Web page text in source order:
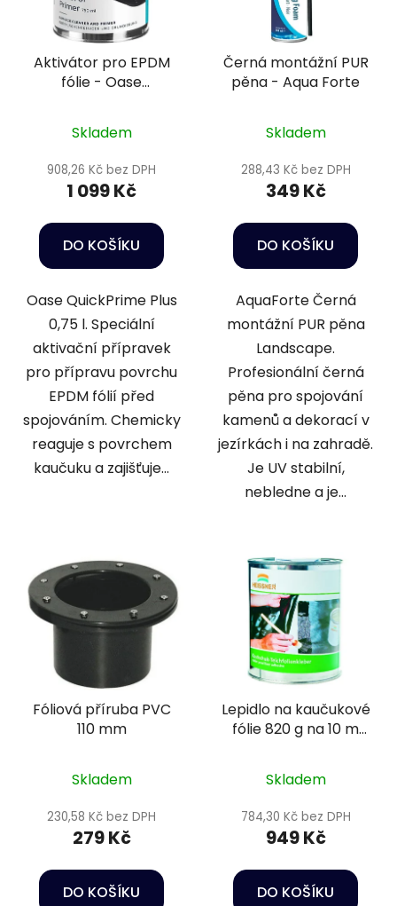
Aktivátor pro EPDM
fólie - Oase
Skladem
908,26 Kč bez DPH
1 099 Kč
DO KOŠÍKU
Oase QuickPrime Plus
0,75 l. Speciální
aktivační přípravek
pro přípravu povrchu
EPDM fólií před
spojováním. Chemicky
reaguje s povrchem
kaučuku a zajišťuje...
Černá montážní PUR
pěna - Aqua Forte
Skladem
288,43 Kč bez DPH
349 Kč
DO KOŠÍKU
AquaForte Černá
montážní PUR pěna
Landscape.
Profesionální černá
pěna pro spojování
kamenů a dekorací v
jezírkách i na zahradě.
Je UV stabilní,
nebledne a je...
Fóliová příruba PVC
110 mm
Skladem
230,58 Kč bez DPH
279 Kč
DO KOŠÍKU
Lepidlo na kaučukové
fólie 820 g na 10 m
Skladem
784,30 Kč bez DPH
949 Kč
DO KOŠÍKU